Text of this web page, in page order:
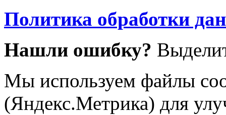
Политика обработки
Нашли ошибку?
Мы используем файлы
(Яндекс.Метрика) для